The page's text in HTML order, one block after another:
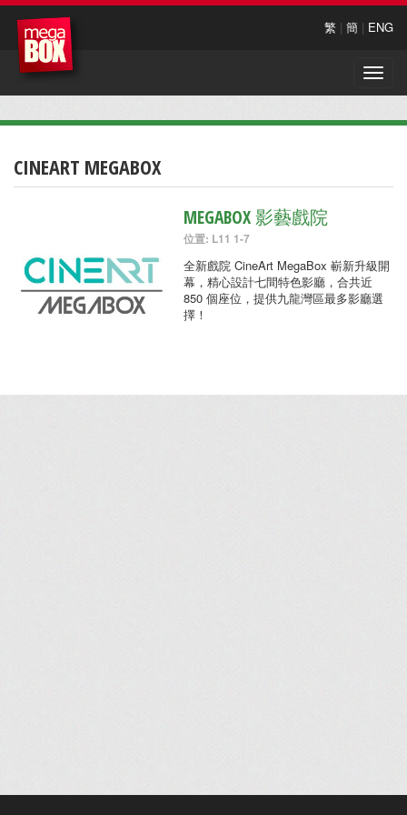
繁 | 簡 | ENG
Toggle
CINEART MEGABOX
MEGABOX 影藝戲院
位置: L11 1-7
全新戲院 CineArt MegaBox 嶄新升級開
幕，精心設計七間特色影廳，合共近
850 個座位，提供九龍灣區最多影廳選
擇！